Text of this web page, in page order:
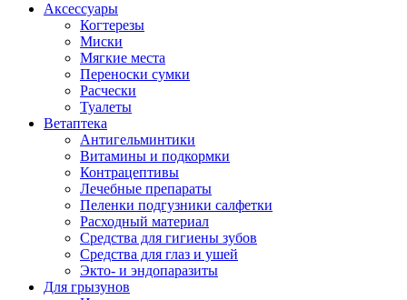
Аксессуары
Когтерезы
Миски
Мягкие места
Переноски сумки
Расчески
Туалеты
Ветаптека
Антигельминтики
Витамины и подкормки
Контрацептивы
Лечебные препараты
Пеленки подгузники салфетки
Расходный материал
Средства для гигиены зубов
Средства для глаз и ушей
Экто- и эндопаразиты
Для грызунов